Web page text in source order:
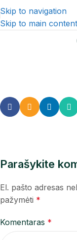
Skip to navigation
Skip to main content
Parašykite
El. pašto adresas
pažymėti *
Komentaras *